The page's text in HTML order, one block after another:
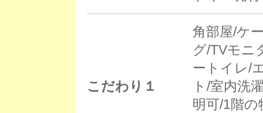
こだわり１
角部屋/ケ
グ/TVモニ
ートイレ/
ト/室内洗
明可/1階の